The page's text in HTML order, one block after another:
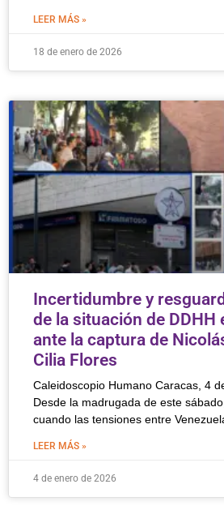
LEER MÁS »
18 de enero de 2026
Incertidumbre y
de la situación de DDHH
ante la captura de
Cilia Flores
Caleidoscopio Humano Caracas, 4
Desde la madrugada de este
cuando las tensiones entre
LEER MÁS »
4 de enero de 2026